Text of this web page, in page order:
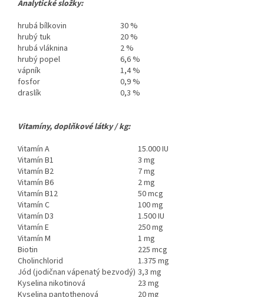
Analytické složky:
hrubá bílkovin
30 %
hrubý tuk
20 %
hrubá vláknina
2 %
hrubý popel
6,6 %
vápník
1,4 %
fosfor
0,9 %
draslík
0,3 %
Vitamíny, doplňkové látky / kg:
Vitamín A
15.000 IU
Vitamín B1
3 mg
Vitamín B2
7 mg
Vitamín B6
2 mg
Vitamín B12
50 mcg
Vitamín C
100 mg
Vitamín D3
1.500 IU
Vitamín E
250 mg
Vitamín M
1 mg
Biotin
225 mcg
Cholinchlorid
1.375 mg
Jód (jodičnan vápenatý bezvodý) 3,3 mg
Kyselina nikotinová
23 mg